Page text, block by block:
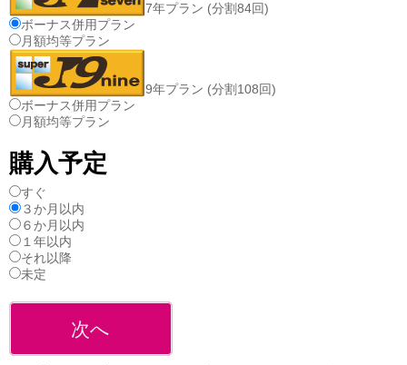
7年プラン (分割84回)
ボーナス併用プラン
月額均等プラン
9年プラン (分割108回)
ボーナス併用プラン
月額均等プラン
購入予定
すぐ
３か月以内
６か月以内
１年以内
それ以降
未定